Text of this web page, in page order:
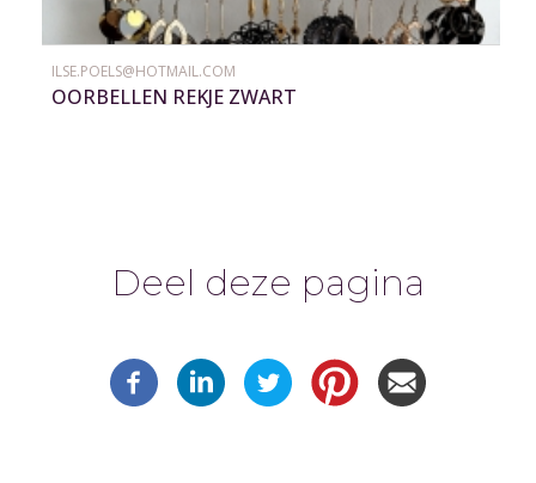
ILSE.POELS@HOTMAIL.COM
OORBELLEN REKJE ZWART
Deel deze pagina